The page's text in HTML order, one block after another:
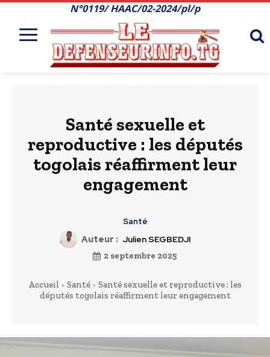
N°0119/ HAAC/02-2024/pl/p
Santé sexuelle et
reproductive : les députés
togolais réaffirment leur
engagement
Santé
Auteur : Julien SEGBEDJI
2 septembre 2025
Accueil Santé
Santé sexuelle et reproductive : les
députés togolais réaffirment leur engagement